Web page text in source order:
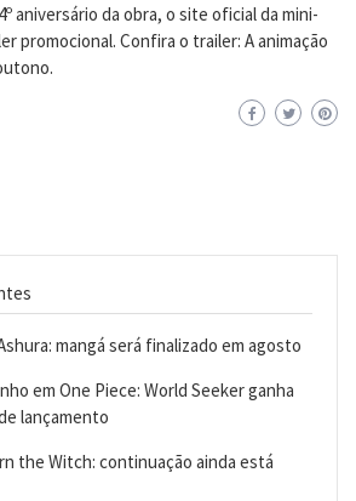
aniversário da obra, o site oficial da mini-
promocional. Confira o trailer: A animação
mangá será finalizado em agosto
em One Piece: World Seeker ganha
lançamento
the Witch: continuação ainda está